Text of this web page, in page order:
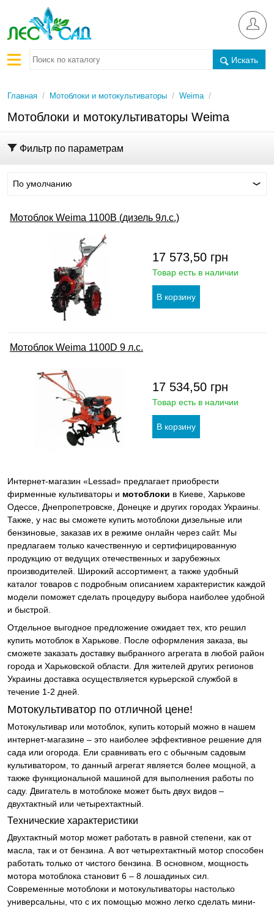
Искать
Главная / Мотоблоки и мотокультиваторы / Weima /
Мотоблоки и мотокультиваторы Weima
Фильтр по параметрам
По умолчанию
Мотоблок Weima 1100B (дизель 9л.с.)
17 573,50 грн
Товар есть в наличии
Мотоблок Weima 1100D 9 л.с.
17 534,50 грн
Товар есть в наличии
Интернет-магазин «Lessad» предлагает приобрести
фирменные культиваторы и мотоблоки в Киеве, Харькове
Одессе, Днепропетровске, Донецке и других городах Украины.
Также, у нас вы сможете купить мотоблоки дизельные или
бензиновые, заказав их в режиме онлайн через сайт. Мы
предлагаем только качественную и сертифицированную
продукцию от ведущих отечественных и зарубежных
производителей. Широкий ассортимент, а также удобный
каталог товаров с подробным описанием характеристик каждой
модели поможет сделать процедуру выбора наиболее удобной
и быстрой.
Отдельное выгодное предложение ожидает тех, кто решил
купить мотоблок в Харькове. После оформления заказа, вы
сможете заказать доставку выбранного агрегата в любой район
города и Харьковской области. Для жителей других регионов
Украины доставка осуществляется курьерской службой в
течение 1-2 дней.
Мотокультиватор по отличной цене!
Мотокультивар или мотоблок, купить который можно в нашем
интернет-магазине – это наиболее эффективное решение для
сада или огорода. Ели сравнивать его с обычным садовым
культиватором, то данный агрегат является более мощной, а
также функциональной машиной для выполнения работы по
саду. Двигатель в мотоблоке может быть двух видов –
двухтактный или четырехтактный.
Технические характеристики
Двухтактный мотор может работать в равной степени, как от
масла, так и от бензина. А вот четырехтактный мотор способен
работать только от чистого бензина. В основном, мощность
мотора мотоблока становит 6 – 8 лошадиных сил.
Современные мотоблоки и мотокультиваторы настолько
универсальны, что с их помощью можно легко сделать мини-